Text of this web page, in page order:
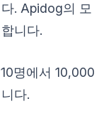
. Apidog의 모
니다.
명에서 10,000
다.